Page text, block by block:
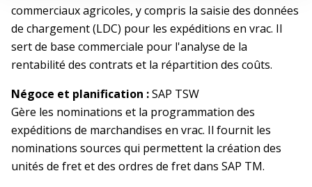
commerciaux agricoles, y compris la saisie des données
de chargement (LDC) pour les expéditions en vrac. Il
sert de base commerciale pour l'analyse de la
rentabilité des contrats et la répartition des coûts.
Négoce et planification :SAP TSW
Gère les nominations et la programmation des
expéditions de marchandises en vrac. Il fournit les
nominations sources qui permettent la création des
unités de fret et des ordres de fret dans SAP TM.